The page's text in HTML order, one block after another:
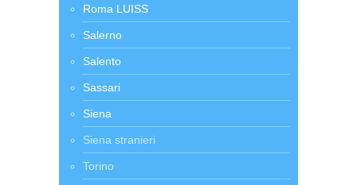
Roma LUISS
Salerno
Salento
Sassari
Siena
Siena stranieri
Torino